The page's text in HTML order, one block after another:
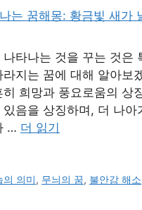
타나는 것을 꾸는 것
지는 꿈에 대해 알아보
희망과 풍요로움의 상
음을 상징하며, 더 나
… 더 읽기
의 의미, 무늬의 꿈, 불안감 해소